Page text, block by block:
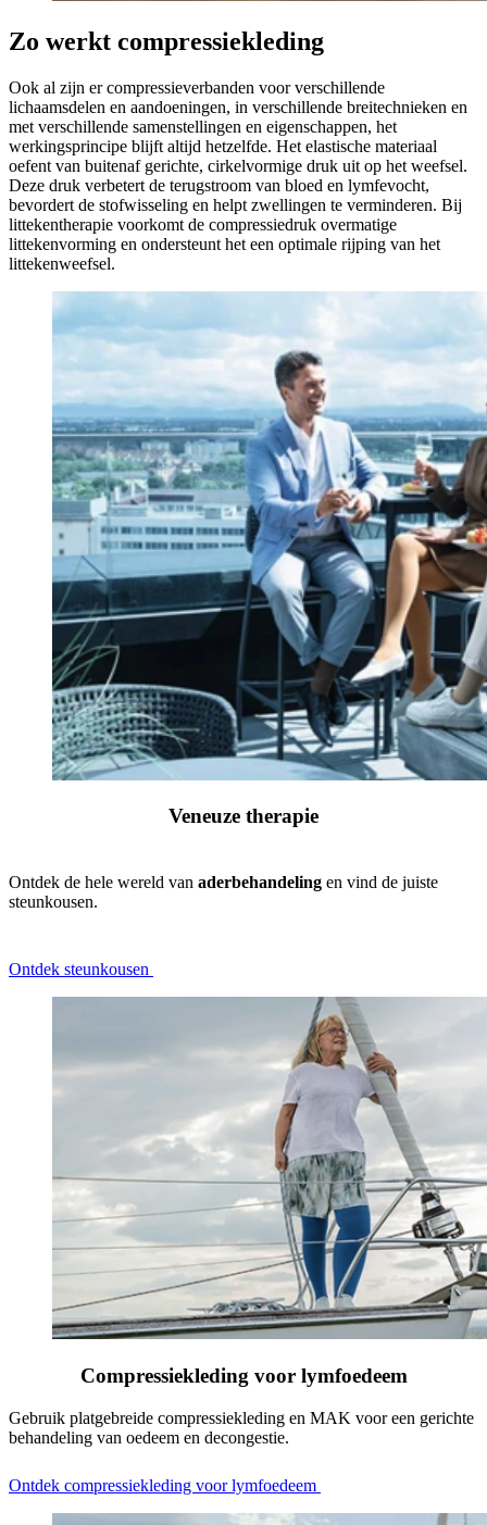
Zo werkt compressiekleding
Ook al zijn er compressieverbanden voor verschillende
lichaamsdelen en aandoeningen, in verschillende breitechnieken en
met verschillende samenstellingen en eigenschappen, het
werkingsprincipe blijft altijd hetzelfde. Het elastische materiaal
oefent van buitenaf gerichte, cirkelvormige druk uit op het weefsel.
Deze druk verbetert de terugstroom van bloed en lymfevocht,
bevordert de stofwisseling en helpt zwellingen te verminderen. Bij
littekentherapie voorkomt de compressiedruk overmatige
littekenvorming en ondersteunt het een optimale rijping van het
littekenweefsel.
Veneuze therapie
Ontdek de hele wereld van aderbehandeling en vind de juiste
steunkousen.
Ontdek steunkousen
Compressiekleding voor lymfoedeem
Gebruik platgebreide compressiekleding en MAK voor een gerichte
behandeling van oedeem en decongestie.
Ontdek compressiekleding voor lymfoedeem